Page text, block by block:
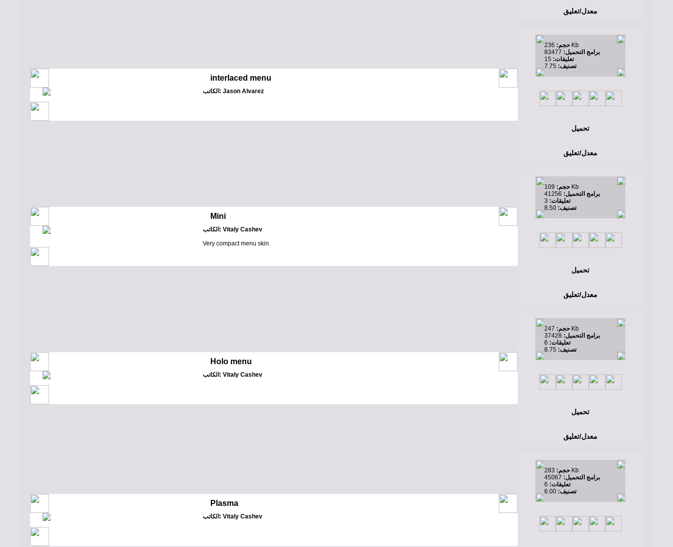
معدل/تعليق
interlaced menu
الكاتب: Jason Alvarez
حجم: 236 Kb
برامج التحميل:
تعليقات:
تصنيف:
تحميل
معدل/تعليق
Mini
الكاتب: Vitaly Cashev
Very compact menu skin.
حجم: 109 Kb
برامج التحميل:
تعليقات:
تصنيف:
تحميل
معدل/تعليق
Holo menu
الكاتب: Vitaly Cashev
حجم: 247 Kb
برامج التحميل:
تعليقات:
تصنيف:
تحميل
معدل/تعليق
Plasma
الكاتب: Vitaly Cashev
حجم: 283 Kb
برامج التحميل:
تعليقات:
تصنيف: